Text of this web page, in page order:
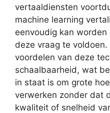
vertaaldiensten
machine learning
eenvoudig kan
deze vraag te
voordelen van deze
schaalbaarheid, wat
in staat is om grote
verwerken zonder dat
kwaliteit of snelheid